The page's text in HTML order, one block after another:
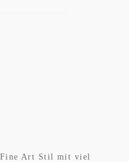
Art Stil mit viel